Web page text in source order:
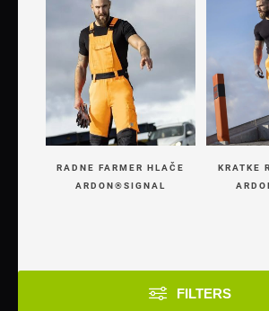
RADNE FARMER HLAČE
ARDON®SIGNAL
KRATKE
FILTERS